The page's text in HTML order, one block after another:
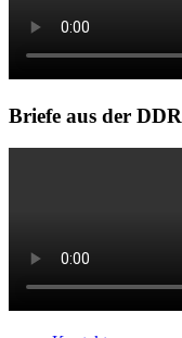
Briefe aus der DDR